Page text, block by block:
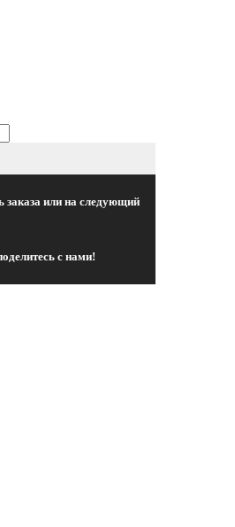
заказа или на следующий
с нами!